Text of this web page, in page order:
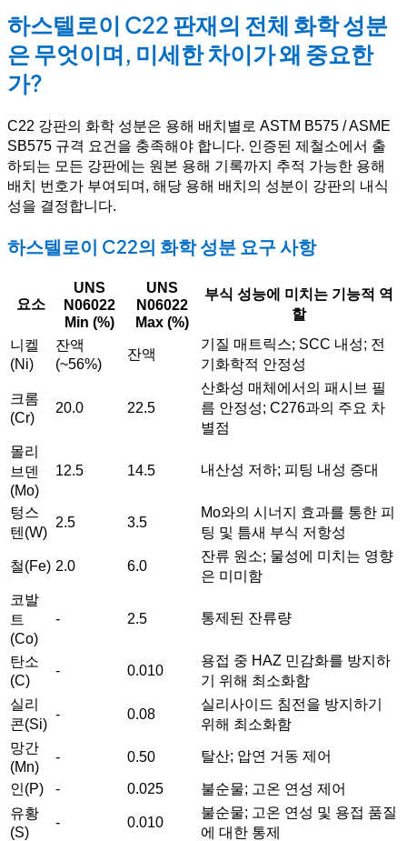
하스텔로이 C22 판재의 전체 화학 성분
은 무엇이며, 미세한 차이가 왜 중요한
가?
C22 강판의 화학 성분은 용해 배치별로 ASTM B575 / ASME
SB575 규격 요건을 충족해야 합니다. 인증된 제철소에서 출
하되는 모든 강판에는 원본 용해 기록까지 추적 가능한 용해
배치 번호가 부여되며, 해당 용해 배치의 성분이 강판의 내식
성을 결정합니다.
하스텔로이 C22의 화학 성분 요구 사항
요소
UNS
N06022
Min (%)
UNS
N06022
Max (%)
부식 성능에 미치는 기능적 역
할
니켈
(Ni)
잔액
(~56%)
잔액
기질 매트릭스; SCC 내성; 전
기화학적 안정성
크롬
(Cr)
20.0 22.5
산화성 매체에서의 패시브 필
름 안정성; C276과의 주요 차
별점
몰리
브덴
(Mo)
12.5 14.5 내산성 저하; 피팅 내성 증대
텅스
텐(W)
2.5 3.5
Mo와의 시너지 효과를 통한 피
팅 및 틈새 부식 저항성
철(Fe) 2.0 6.0
잔류 원소; 물성에 미치는 영향
은 미미함
코발
트
(Co)
- 2.5 통제된 잔류량
탄소
(C)
- 0.010
용접 중 HAZ 민감화를 방지하
기 위해 최소화함
실리
콘(Si)
- 0.08
실리사이드 침전을 방지하기
위해 최소화함
망간
(Mn)
- 0.50
탈산; 압연 거동 제어
인(P)
- 0.025
불순물; 고온 연성 제어
유황
(S)
- 0.010
불순물; 고온 연성 및 용접 품질
에 대한 통제